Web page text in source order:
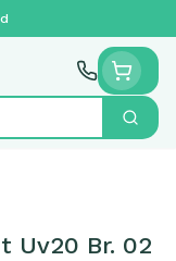
Zoek
Uv20 Br. 02